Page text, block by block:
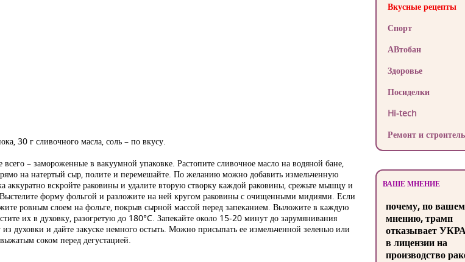
30 г сливочного масла, соль – по вкусу.
– замороженные в вакуумной упаковке. Растопите сливочное масло на водяной бане,
на натертый сыр, полите и перемешайте. По желанию можно добавить измельченную
вскройте раковины и удалите вторую створку каждой раковины, срежьте мышцу и
форму фольгой и разложите на ней кругом раковины с очищенными мидиями. Если
ровным слоем на фольге, покрыв сырной массой перед запеканием. Выложите в каждую
их в духовку, разогретую до 180°C. Запекайте около 15-20 минут до зарумянивания
духовки и дайте закуске немного остыть. Можно присыпать ее измельченной зеленью или
соком перед дегустацией.
Вкусные рецепты
Спорт
АВтобан
Здоровье
Посиделки
Hi-tech
Ремонт и
ВАШЕ МНЕНИЕ
почему, по
мнению, трамп
отказывает
в лицензии на
производство